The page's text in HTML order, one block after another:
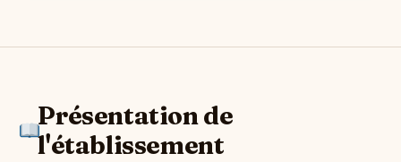
Présentation de
l'établissement